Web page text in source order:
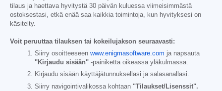
tilaus ja haettava hyvitystä 30 päivän kuluessa viimeisimmästä
ostoksestasi, etkä enää saa kaikkia toimintoja, kun hyvityksesi on
käsitelty.
Voit peruuttaa tilauksen tai kokeilujakson seuraavasti:
Siirry osoitteeseen www.enigmasoftware.com ja napsauta
"Kirjaudu sisään" -painiketta oikeassa yläkulmassa.
Kirjaudu sisään käyttäjätunnuksellasi ja salasanallasi.
Siirry navigointivalikossa kohtaan "Tilaukset/Lisenssit".